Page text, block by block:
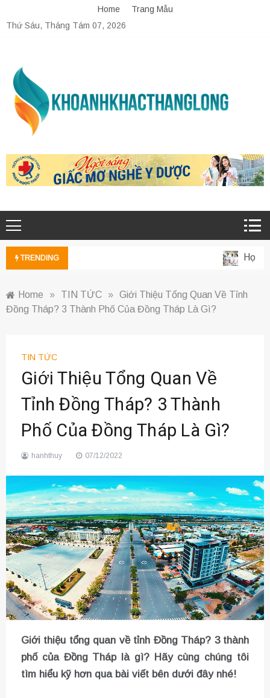
to
Home
Trang Mẫu
Thứ Sáu, Tháng Tám 07, 2026
TRENDING Học
Home » TIN TỨC » Giới Thiệu Tổng Quan Về Tỉnh
Đồng Tháp? 3 Thành Phố Của Đồng Tháp Là Gì?
TIN TỨC
Giới Thiệu Tổng Quan Về
Tỉnh Đồng Tháp? 3 Thành
Phố Của Đồng Tháp Là Gì?
hanhthuy 07/12/2022
Giới thiệu tổng quan về tỉnh Đồng Tháp? 3 thành
phố của Đồng Tháp là gì? Hãy cùng chúng tôi
tìm hiểu kỹ hơn qua bài viết bên dưới đây nhé!